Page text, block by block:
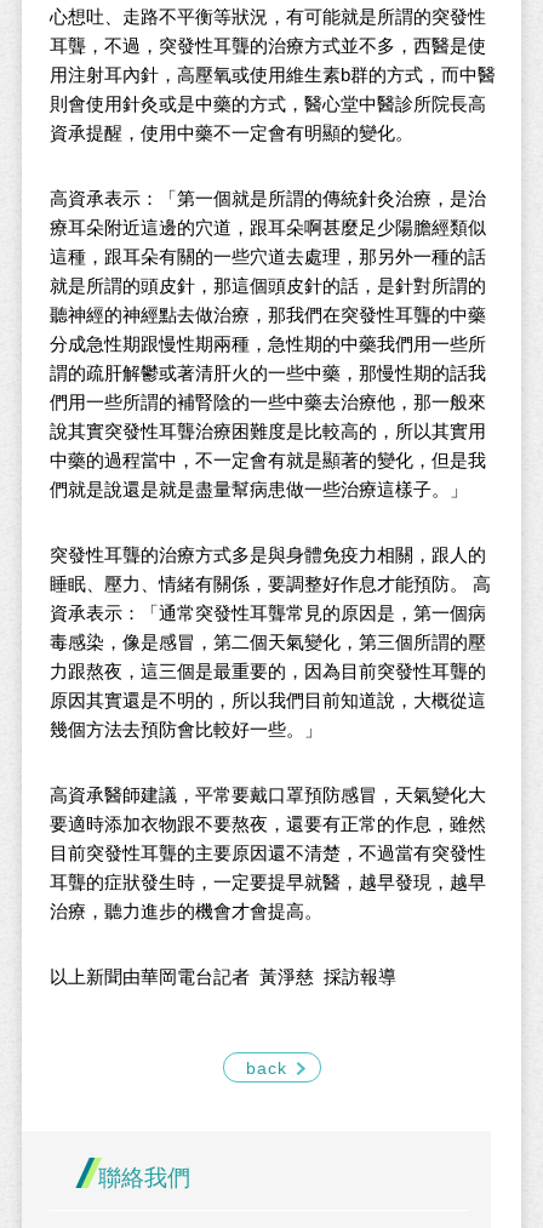
心想吐、走路不平衡等狀況，有可能就是所謂的突發性
耳聾，不過，突發性耳聾的治療方式並不多，西醫是使
用注射耳內針，高壓氧或使用維生素b群的方式，而中醫
則會使用針灸或是中藥的方式，醫心堂中醫診所院長高
資承提醒，使用中藥不一定會有明顯的變化。
高資承表示：「第一個就是所謂的傳統針灸治療，是治
療耳朵附近這邊的穴道，跟耳朵啊甚麼足少陽膽經類似
這種，跟耳朵有關的一些穴道去處理，那另外一種的話
就是所謂的頭皮針，那這個頭皮針的話，是針對所謂的
聽神經的神經點去做治療，那我們在突發性耳聾的中藥
分成急性期跟慢性期兩種，急性期的中藥我們用一些所
謂的疏肝解鬱或著清肝火的一些中藥，那慢性期的話我
們用一些所謂的補腎陰的一些中藥去治療他，那一般來
說其實突發性耳聾治療困難度是比較高的，所以其實用
中藥的過程當中，不一定會有就是顯著的變化，但是我
們就是說還是就是盡量幫病患做一些治療這樣子。」
突發性耳聾的治療方式多是與身體免疫力相關，跟人的
睡眠、壓力、情緒有關係，要調整好作息才能預防。 高
資承表示：「通常突發性耳聾常見的原因是，第一個病
毒感染，像是感冒，第二個天氣變化，第三個所謂的壓
力跟熬夜，這三個是最重要的，因為目前突發性耳聾的
原因其實還是不明的，所以我們目前知道說，大概從這
幾個方法去預防會比較好一些。」
高資承醫師建議，平常要戴口罩預防感冒，天氣變化大
要適時添加衣物跟不要熬夜，還要有正常的作息，雖然
目前突發性耳聾的主要原因還不清楚，不過當有突發性
耳聾的症狀發生時，一定要提早就醫，越早發現，越早
治療，聽力進步的機會才會提高。
以上新聞由華岡電台記者 黃淨慈 採訪報導
back
聯絡我們